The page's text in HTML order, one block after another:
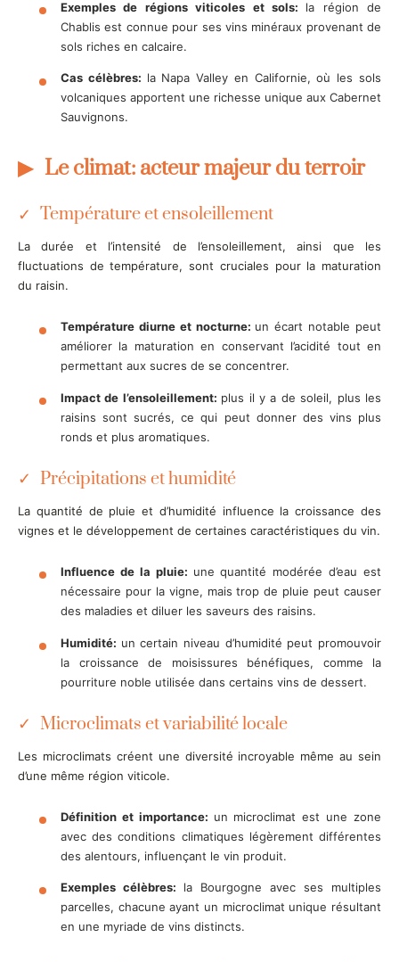
Exemples de régions viticoles et sols: la région de
Chablis est connue pour ses vins minéraux provenant de
sols riches en calcaire.
Cas célèbres: la Napa Valley en Californie, où les sols
volcaniques apportent une richesse unique aux Cabernet
Sauvignons.
Le climat: acteur majeur du terroir
Température et ensoleillement
La durée et l’intensité de l’ensoleillement, ainsi que les
fluctuations de température, sont cruciales pour la maturation
du raisin.
Température diurne et nocturne: un écart notable peut
améliorer la maturation en conservant l’acidité tout en
permettant aux sucres de se concentrer.
Impact de l’ensoleillement: plus il y a de soleil, plus les
raisins sont sucrés, ce qui peut donner des vins plus
ronds et plus aromatiques.
Précipitations et humidité
La quantité de pluie et d’humidité influence la croissance des
vignes et le développement de certaines caractéristiques du vin.
Influence de la pluie: une quantité modérée d’eau est
nécessaire pour la vigne, mais trop de pluie peut causer
des maladies et diluer les saveurs des raisins.
Humidité: un certain niveau d’humidité peut promouvoir
la croissance de moisissures bénéfiques, comme la
pourriture noble utilisée dans certains vins de dessert.
Microclimats et variabilité locale
Les microclimats créent une diversité incroyable même au sein
d’une même région viticole.
Définition et importance: un microclimat est une zone
avec des conditions climatiques légèrement différentes
des alentours, influençant le vin produit.
Exemples célèbres: la Bourgogne avec ses multiples
parcelles, chacune ayant un microclimat unique résultant
en une myriade de vins distincts.